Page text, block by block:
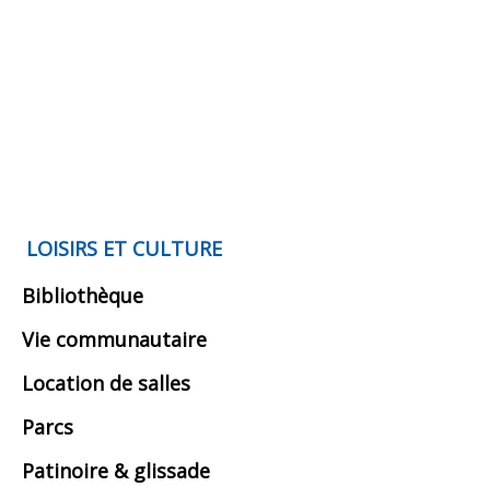
LOISIRS ET CULTURE
Bibliothèque
Vie communautaire
Location de salles
Parcs
Patinoire & glissade